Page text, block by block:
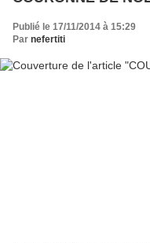
Publié le 17/11/2014 à 15:29
Par nefertiti